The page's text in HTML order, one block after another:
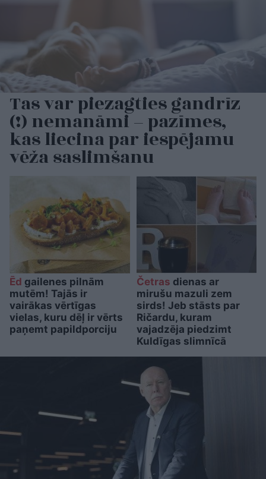
Tas var piezagties gandrīz
(!) nemanāmi – pazīmes,
kas liecina par iespējamu
vēža saslimšanu
Ēd gailenes pilnām
mutēm! Tajās ir
vairākas vērtīgas
vielas, kuru dēļ ir vērts
paņemt papildporciju
Četras dienas ar
mirušu mazuli zem
sirds! Jeb stāsts par
Ričardu, kuram
vajadzēja piedzimt
Kuldīgas slimnīcā